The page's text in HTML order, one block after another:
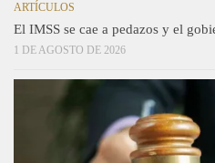
ARTÍCULOS
El IMSS se cae a pedazos y el
1 DE AGOSTO DE 2026